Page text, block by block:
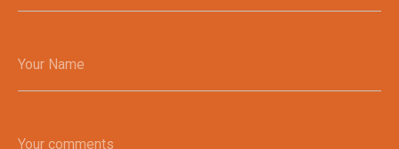
Your Name
Your comments